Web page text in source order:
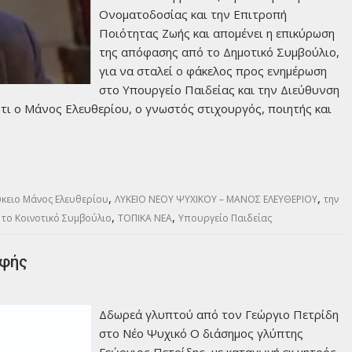
Ονοματοδοσίας και την Επιτροπή
Ποιότητας Ζωής και απομένει η επικύρωση
της απόφασης από το Δημοτικό Συμβούλιο,
για να σταλεί ο φάκελος προς ενημέρωση
στο Υπουργείο Παιδείας και την Διεύθυνση
ο Μάνος Ελευθερίου, ο γνωστός στιχουργός, ποιητής και
Μάνος Ελευθερίου, ΛΥΚΕΙΟ ΝΕΟΥ ΨΥΧΙΚΟΥ – ΜΑΝΟΣ ΕΛΕΥΘΕΡΙΟΥ, την
το Κοινοτικό Συμβούλιο, ΤΟΠΙΚΑ ΝΕΑ, Υπουργείο Παιδείας
Δδωρεά γλυπτού από τον Γεώργιο Πετρίδη
στο Νέο Ψυχικό Ο διάσημος γλύπτης